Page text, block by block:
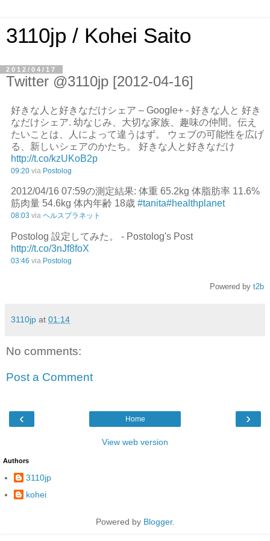
3110jp / Kohei Saito
2012/04/17
Twitter @3110jp [2012-04-16]
好きな人と好きなだけシェア – Google+ - 好きな人と 好き
なだけシェア. 幼なじみ、大切な家族、趣味の仲間。伝え
たいことは、人によって違うはず。 ウェブの可能性を広げ
る、新しいシェアのかたち。 好きな人と好きなだけ
http://t.co/kzUKoB2p
09:20 via Postolog
2012/04/16 07:59の測定結果: 体重 65.2kg 体脂肪率 11.6%
筋肉量 54.6kg 体内年齢 18歳 #tanita#healthplanet
08:03 via ヘルスプラネット
Postolog 設定してみた。 - Postolog's Post
http://t.co/3nJf8foX
03:46 via Postolog
Powered by t2b
3110jp at 01:14
No comments:
Post a Comment
‹ ›
Home
View web version
Authors
3110jp
kohei
Powered by Blogger.